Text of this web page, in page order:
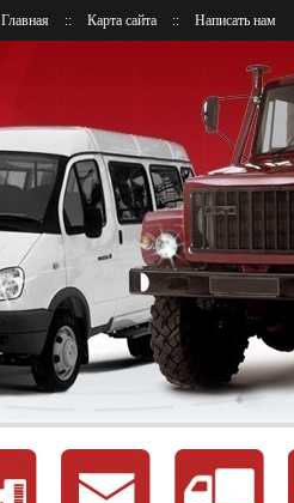
Главная :: Карта сайта :: Написать нам